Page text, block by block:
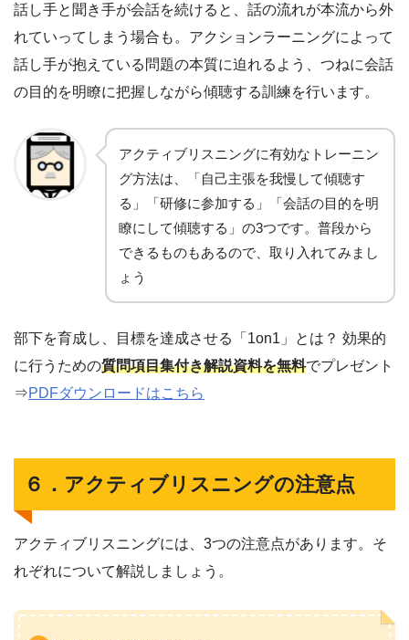
話し手と聞き手が会話を続けると、話の流れが本流から外
れていってしまう場合も。アクションラーニングによって
話し手が抱えている問題の本質に迫れるよう、つねに会話
の目的を明瞭に把握しながら傾聴する訓練を行います。
アクティブリスニングに有効なトレーニン
グ方法は、「自己主張を我慢して傾聴す
る」「研修に参加する」「会話の目的を明
瞭にして傾聴する」の3つです。普段から
できるものもあるので、取り入れてみまし
ょう
部下を育成し、目標を達成させる「1on1」とは？ 効果的
に行うための質問項目集付き解説資料を無料でプレゼント
⇒PDFダウンロードはこちら
６．アクティブリスニングの注意点
アクティブリスニングには、3つの注意点があります。そ
れぞれについて解説しましょう。